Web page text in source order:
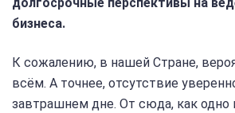
бизнеса.
К сожалению, в нашей Стране,
всём. А точнее, отсутствие
завтрашнем дне. От сюда, как